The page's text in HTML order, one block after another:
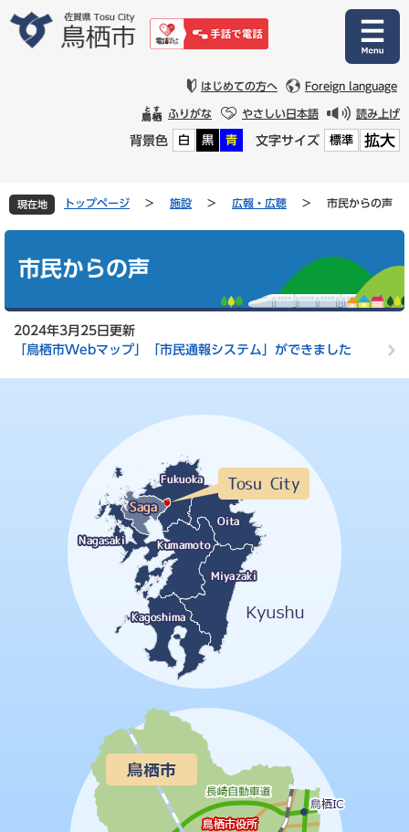
文
はじめての方へ Foreign language
ふりがな やさしい日本語 読み上げ
背景色 白 黒 青 文字サイズ 標準 拡大
現在地 トップページ > 施設 > 広報・広聴 > 市民からの声
市民からの声
2024年3月25日更新
「鳥栖市Webマップ」「市民通報システム」ができました